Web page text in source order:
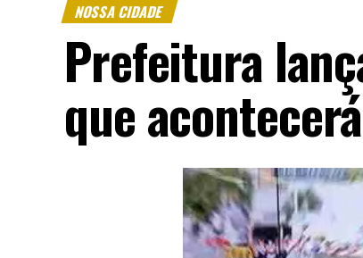
NOSSA CIDADE
Prefeitura
que